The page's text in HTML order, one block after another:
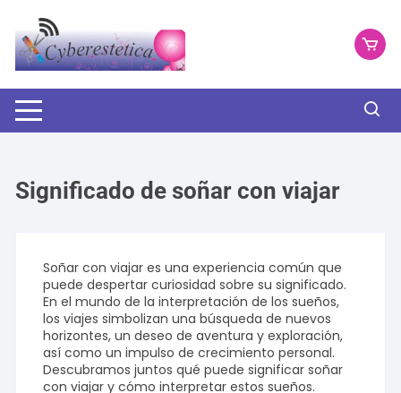
contenido
Significado de soñar con viajar
Soñar con viajar es una experiencia común que
puede despertar curiosidad sobre su significado.
En el mundo de la interpretación de los sueños,
los viajes simbolizan una búsqueda de nuevos
horizontes, un deseo de aventura y exploración,
así como un impulso de crecimiento personal.
Descubramos juntos qué puede significar soñar
con viajar y cómo interpretar estos sueños.